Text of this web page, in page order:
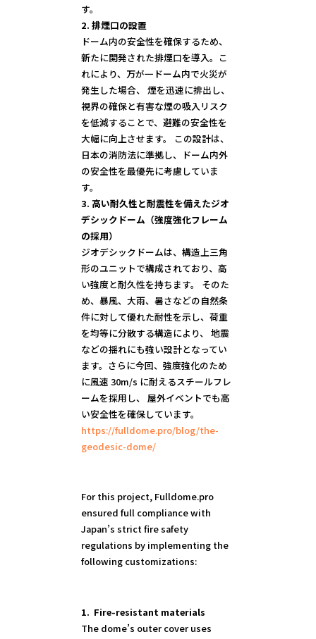
2. 排煙口の設置
ドーム内の安全性を確保するため、
新たに開発された排煙口を導入。こ
れにより、万が一ドーム内で火災が
発生した場合、 煙を迅速に排出し、
視界の確保と有害な煙の吸入リスク
を低減することで、避難の安全性を
大幅に向上させます。 この設計は、
日本の消防法に準拠し、ドーム内外
の安全性を最優先に考慮していま
3. 高い耐久性と耐震性を備えたジオ
デシックドーム（強度強化フレーム
の採用）
ジオデシックドームは、構造上三角
形のユニットで構成されており、高
い強度と耐久性を持ちます。 そのた
め、暴風、大雨、暑さなどの自然条
件に対して優れた耐性を示し、荷重
を均等に分散する構造により、 地震
などの揺れにも強い設計となってい
ます。さらに今回、強度強化のため
に風速 30m/s に耐えるスチールフレ
ームを採用し、 屋外イベントでも高
https://fulldome.pro/blog/the-
geodesic-dome/
For this project, Fulldome.pro
ensured full compliance with
Japan’s strict fire safety
regulations by implementing the
following customizations:
1. Fire-resistant materials
The dome’s outer cover uses